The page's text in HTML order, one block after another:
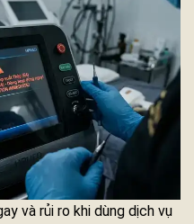
và rủi ro khi dùng dịch vụ